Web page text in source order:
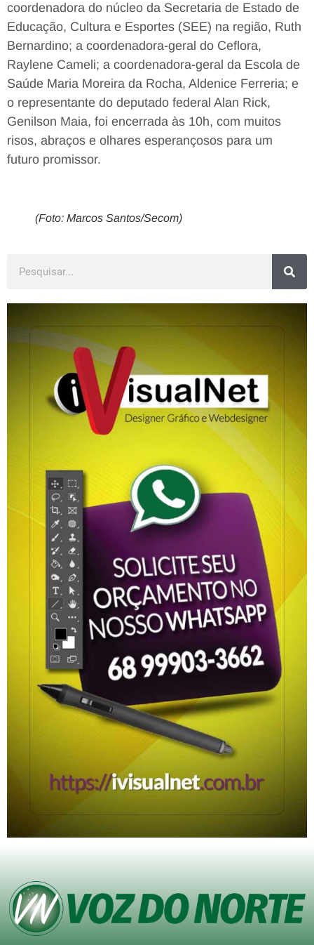
coordenadora do núcleo da Secretaria de Estado de
Educação, Cultura e Esportes (SEE) na região, Ruth
Bernardino; a coordenadora-geral do Ceflora,
Raylene Cameli; a coordenadora-geral da Escola de
Saúde Maria Moreira da Rocha, Aldenice Ferreria; e
o representante do deputado federal Alan Rick,
Genilson Maia, foi encerrada às 10h, com muitos
risos, abraços e olhares esperançosos para um
futuro promissor.
(Foto: Marcos Santos/Secom)